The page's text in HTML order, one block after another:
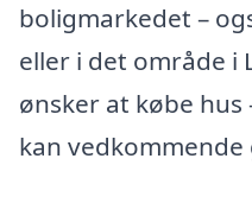
boligmarkedet –
eller i det område i
ønsker at købe
kan vedkommende